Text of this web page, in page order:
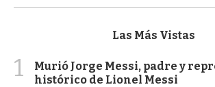
Las Más Vistas
1
Murió Jorge Messi, padre y
histórico de Lionel Messi